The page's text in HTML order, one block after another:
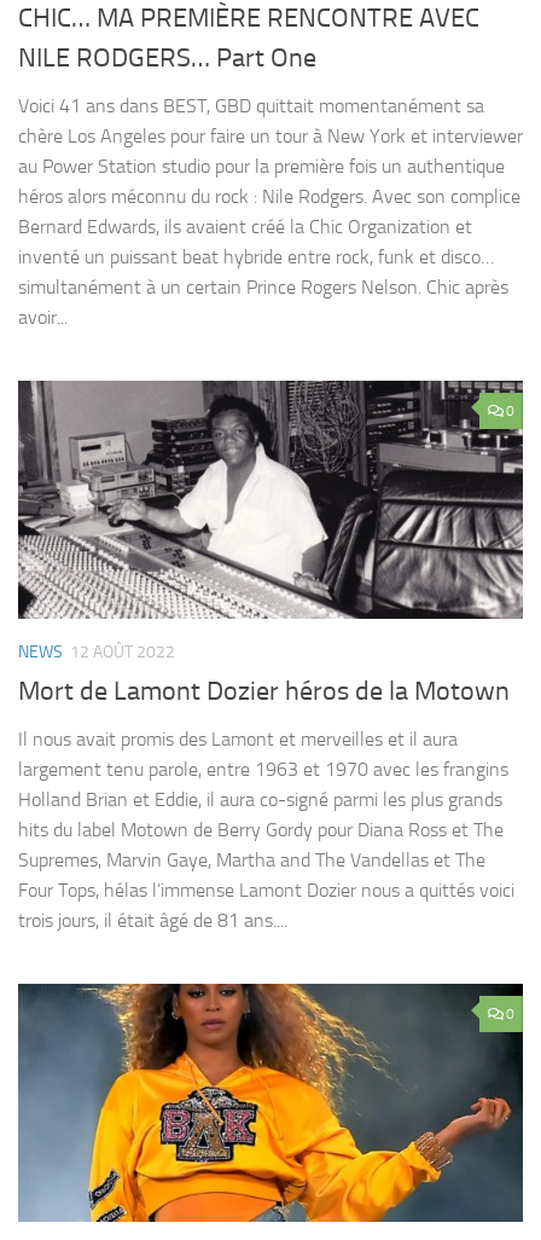
CHIC… MA PREMIÈRE RENCONTRE AVEC
NILE RODGERS… Part One
Voici 41 ans dans BEST, GBD quittait momentanément sa
chère Los Angeles pour faire un tour à New York et interviewer
au Power Station studio pour la première fois un authentique
héros alors méconnu du rock : Nile Rodgers. Avec son complice
Bernard Edwards, ils avaient créé la Chic Organization et
inventé un puissant beat hybride entre rock, funk et disco…
simultanément à un certain Prince Rogers Nelson. Chic après
avoir...
0
NEWS 12 AOÛT 2022
Mort de Lamont Dozier héros de la Motown
Il nous avait promis des Lamont et merveilles et il aura
largement tenu parole, entre 1963 et 1970 avec les frangins
Holland Brian et Eddie, il aura co-signé parmi les plus grands
hits du label Motown de Berry Gordy pour Diana Ross et The
Supremes, Marvin Gaye, Martha and The Vandellas et The
Four Tops, hélas l’immense Lamont Dozier nous a quittés voici
trois jours, il était âgé de 81 ans....
0